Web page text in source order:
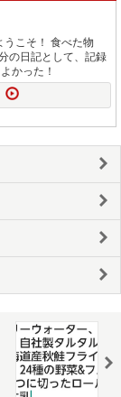
こそ！ 食べた物
の日記として、記録
かった！